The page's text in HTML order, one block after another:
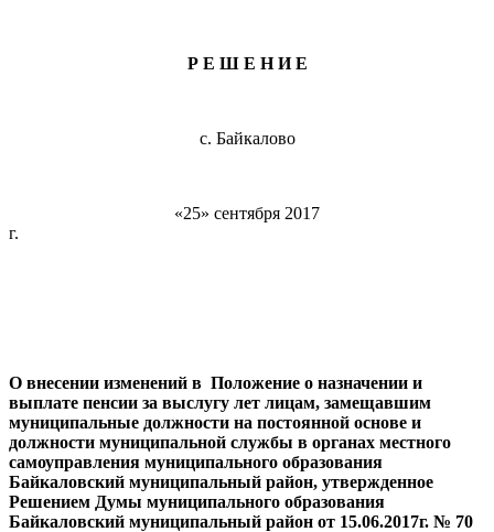
Р Е Ш Е Н И Е
с. Байкалово
«25» сентября 2017
г. №
О внесении изменений в Положение о назначении и
выплате пенсии за выслугу лет лицам, замещавшим
муниципальные должности на постоянной основе и
должности муниципальной службы в органах местного
самоуправления муниципального образования
Байкаловский муниципальный район, утвержденное
Решением Думы муниципального образования
Байкаловский муниципальный район от 15.06.2017г. № 70